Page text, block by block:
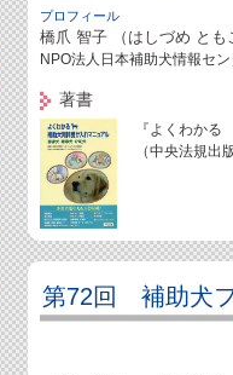
プロフィール
橋爪 智子 （はしづめ とも
NPO法人日本補助犬情報セン
著書
『よくわか
（中央法規出
第72回 補助犬フ